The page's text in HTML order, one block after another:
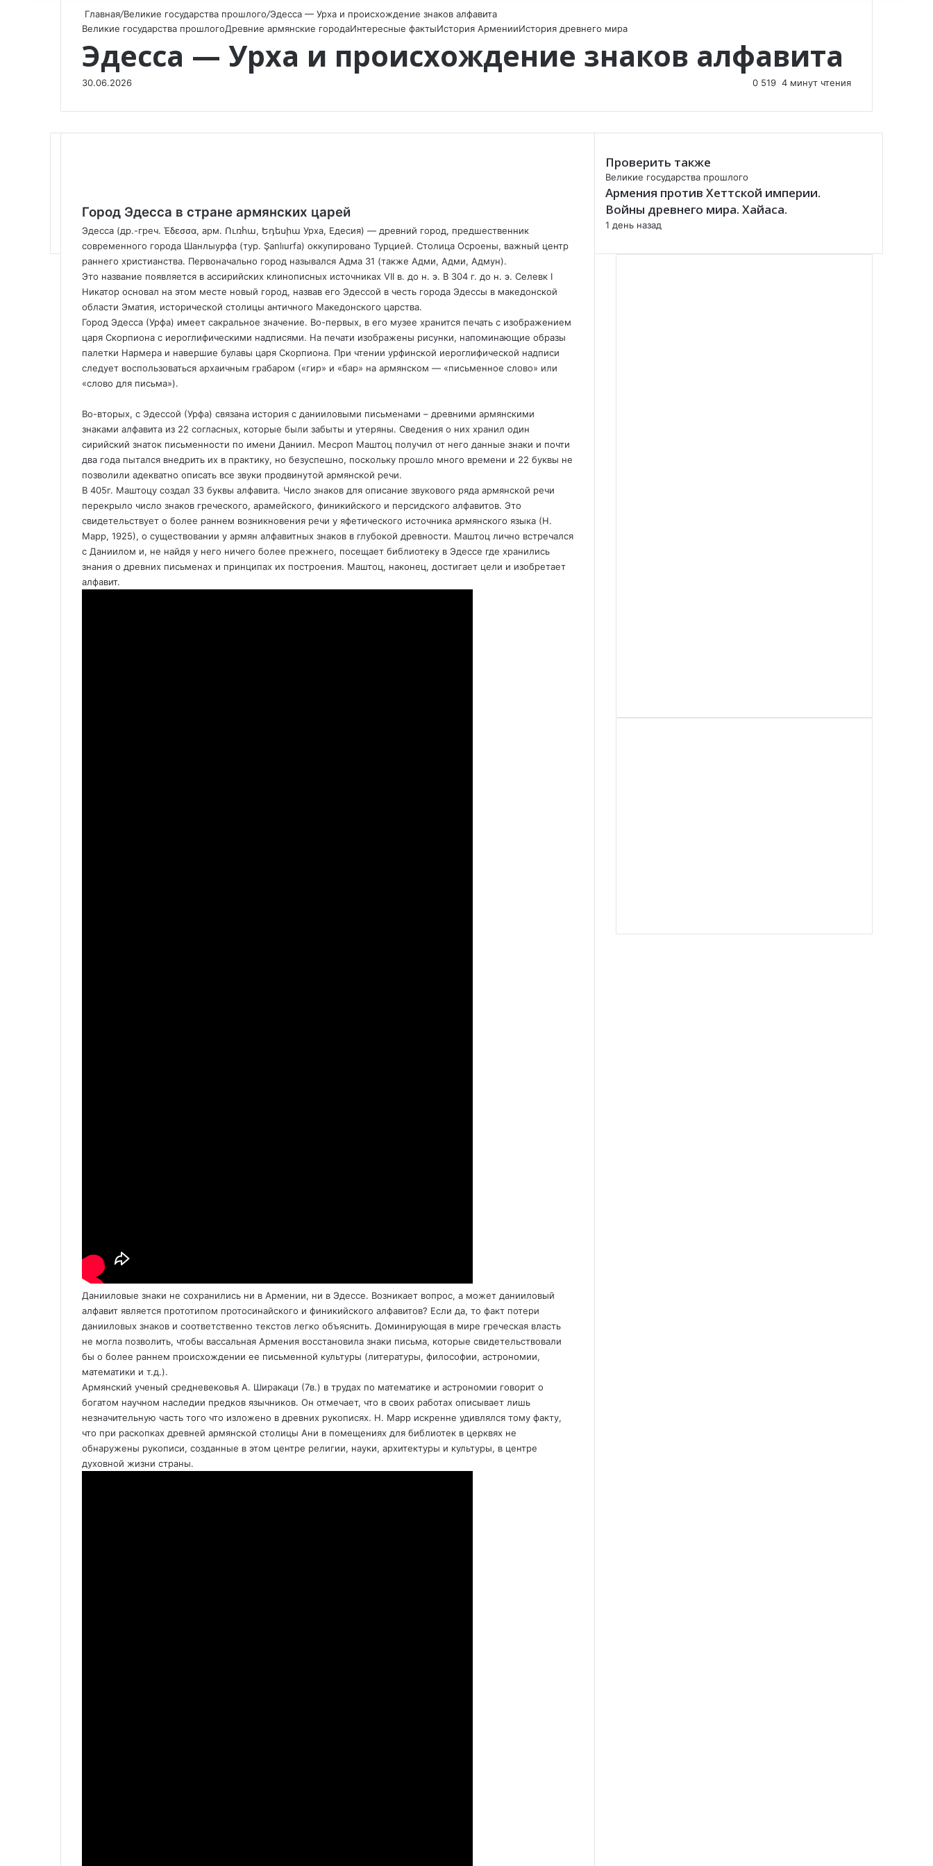
Главная/Великие государства прошлого/Эдесса — Урха и происхождение знаков алфавита
Великие государства прошлогоДревние армянские городаИнтересные фактыИстория АрменииИстория древнего мира
Эдесса — Урха и происхождение знаков алфавита
30.06.2026 0 519 4 минут чтения
a
e
b
o
o
k
K
n
t
a
k
t
e
d
n
o
k
l
a
s
s
n
i
k
i
h
a
t
s
A
p
p
e
l
e
g
r
a
m
i
e
r
о
е
л
и
т
ь
с
я
п
о
э
л
к
т
р
о
н
п
о
ч
т
е
Город Эдесса в стране армянских царей
Эдесса (др.-греч. Έδεσσα, арм. Ուռհա, Եդեսիա Урха, Едесия) — древний город, предшественник
современного города Шанлыурфа (тур. Şanlıurfa) оккупировано Турцией. Столица Осроены, важный центр
раннего христианства. Первоначально город назывался Адма 31 (также Адми, Адми, Адмун).
Это название появляется в ассирийских клинописных источниках VII в. до н. э. В 304 г. до н. э. Селевк I
Никатор основал на этом месте новый город, назвав его Эдессой в честь города Эдессы в македонской
области Эматия, исторической столицы античного Македонского царства.
Город Эдесса (Урфа) имеет сакральное значение. Во-первых, в его музее хранится печать с изображением
царя Скорпиона с иероглифическими надписями. На печати изображены рисунки, напоминающие образы
палетки Нармера и навершие булавы царя Скорпиона. При чтении урфинской иероглифической надписи
следует воспользоваться архаичным грабаром («гир» и «бар» на армянском — «письменное слово» или
«слово для письма»).
Во-вторых, с Эдессой (Урфа) связана история с данииловыми письменами – древними армянскими
знаками алфавита из 22 согласных, которые были забыты и утеряны. Сведения о них хранил один
сирийский знаток письменности по имени Даниил. Месроп Маштоц получил от него данные знаки и почти
два года пытался внедрить их в практику, но безуспешно, поскольку прошло много времени и 22 буквы не
позволили адекватно описать все звуки продвинутой армянской речи.
В 405г. Маштоцу создал 33 буквы алфавита. Число знаков для описание звукового ряда армянской речи
перекрыло число знаков греческого, арамейского, финикийского и персидского алфавитов. Это
свидетельствует о более раннем возникновения речи у яфетического источника армянского языка (Н.
Марр, 1925), о существовании у армян алфавитных знаков в глубокой древности. Маштоц лично встречался
с Даниилом и, не найдя у него ничего более прежнего, посещает библиотеку в Эдессе где хранились
знания о древних письменах и принципах их построения. Маштоц, наконец, достигает цели и изобретает
алфавит.
Данииловые знаки не сохранились ни в Армении, ни в Эдессе. Возникает вопрос, а может данииловый
алфавит является прототипом протосинайского и финикийского алфавитов? Если да, то факт потери
данииловых знаков и соответственно текстов легко объяснить. Доминирующая в мире греческая власть
не могла позволить, чтобы вассальная Армения восстановила знаки письма, которые свидетельствовали
бы о более раннем происхождении ее письменной культуры (литературы, философии, астрономии,
математики и т.д.).
Армянский ученый средневековья А. Ширакаци (7в.) в трудах по математике и астрономии говорит о
богатом научном наследии предков язычников. Он отмечает, что в своих работах описывает лишь
незначительную часть того что изложено в древних рукописях. Н. Марр искренне удивлялся тому факту,
что при раскопках древней армянской столицы Ани в помещениях для библиотек в церквях не
обнаружены рукописи, созданные в этом центре религии, науки, архитектуры и культуры, в центре
духовной жизни страны.
Проверить также
C
l
o
s
Великие государства прошлого
Армения против Хеттской империи.
Войны древнего мира. Хайаса.
1 день назад